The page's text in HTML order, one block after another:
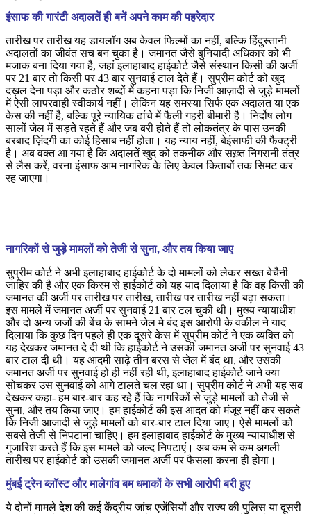
इंसाफ की गारंटी अदालतें ही बनें अपने काम की पहरेदार
तारीख पर तारीख यह डायलॉग अब केवल फिल्मों का नहीं, बल्कि हिंदुस्तानी
अदालतों का जीवंत सच बन चुका है। जमानत जैसे बुनियादी अधिकार को भी
मजाक बना दिया गया है, जहां इलाहाबाद हाईकोर्ट जैसे संस्थान किसी की अर्जी
पर 21 बार तो किसी पर 43 बार सुनवाई टाल देते हैं। सुप्रीम कोर्ट को खुद
दख़ल देना पड़ा और कठोर शब्दों में कहना पड़ा कि निजी आज़ादी से जुड़े मामलों
में ऐसी लापरवाही स्वीकार्य नहीं। लेकिन यह समस्या सिर्फ एक अदालत या एक
केस की नहीं है, बल्कि पूरे न्यायिक ढांचे में फैली गहरी बीमारी है। निर्दोष लोग
सालों जेल में सड़ते रहते हैं और जब बरी होते हैं तो लोकतंत्र के पास उनकी
बरबाद ज़िंदगी का कोई हिसाब नहीं होता। यह न्याय नहीं, बेइंसाफी की फैक्ट्री
है। अब वक्त आ गया है कि अदालतें खुद को तकनीक और सख़्त निगरानी तंत्र
से लैस करें, वरना इंसाफ आम नागरिक के लिए केवल किताबों तक सिमट कर
रह जाएगा।
नागरिकों से जुड़े मामलों को तेजी से सुना, और तय किया जाए
सुप्रीम कोर्ट ने अभी इलाहाबाद हाईकोर्ट के दो मामलों को लेकर सख्त बेचैनी
जाहिर की है और एक किस्म से हाईकोर्ट को यह याद दिलाया है कि वह किसी की
जमानत की अर्जी पर तारीख पर तारीख, तारीख पर तारीख नहीं बढ़ा सकता।
इस मामले में जमानत अर्जी पर सुनवाई 21 बार टल चुकी थी। मुख्य न्यायाधीश
और दो अन्य जजों की बेंच के सामने जेल मे बंद इस आरोपी के वकील ने याद
दिलाया कि कुछ दिन पहले ही एक दूसरे केस में सुप्रीम कोर्ट ने एक व्यक्ति को
यह देखकर जमानत दे दी थी कि हाईकोर्ट ने उसकी जमानत अर्जी पर सुनवाई 43
बार टाल दी थी। यह आदमी साढ़े तीन बरस से जेल में बंद था, और उसकी
जमानत अर्जी पर सुनवाई हो ही नहीं रही थी, इलाहाबाद हाईकोर्ट जाने क्या
सोचकर उस सुनवाई को आगे टालते चल रहा था। सुप्रीम कोर्ट ने अभी यह सब
देखकर कहा- हम बार-बार कह रहे हैं कि नागरिकों से जुड़े मामलों को तेजी से
सुना, और तय किया जाए। हम हाईकोर्ट की इस आदत को मंजूर नहीं कर सकते
कि निजी आजादी से जुड़े मामलों को बार-बार टाल दिया जाए। ऐसे मामलों को
सबसे तेजी से निपटाना चाहिए। हम इलाहाबाद हाईकोर्ट के मुख्य न्यायाधीश से
गुजारिश करते हैं कि इस मामले को जल्द निपटाएं। अब कम से कम अगली
तारीख पर हाईकोर्ट को उसकी जमानत अर्जी पर फैसला करना ही होगा।
मुंबई ट्रेन ब्लॉस्ट और मालेगांव बम धमाकों के सभी आरोपी बरी हुए
ये दोनों मामले देश की कई केंद्रीय जांच एजेंसियों और राज्य की पुलिस या दूसरी